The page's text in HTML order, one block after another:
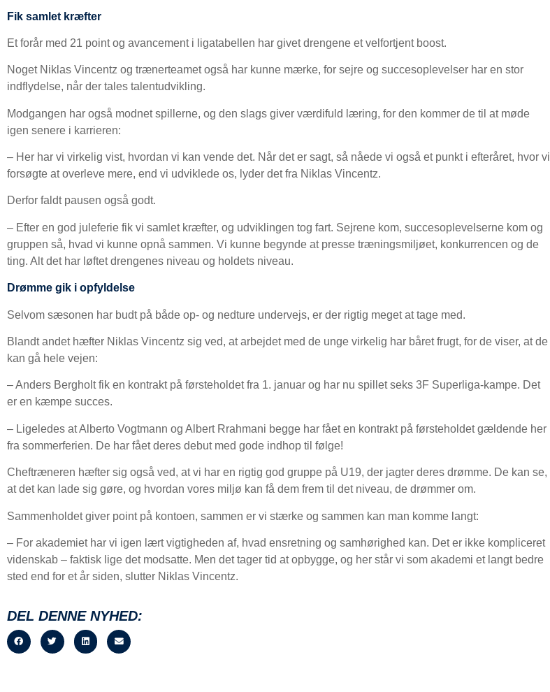
Fik samlet kræfter
Et forår med 21 point og avancement i ligatabellen har givet drengene et velfortjent boost.
Noget Niklas Vincentz og trænerteamet også har kunne mærke, for sejre og succesoplevelser har en stor
indflydelse, når der tales talentudvikling.
Modgangen har også modnet spillerne, og den slags giver værdifuld læring, for den kommer de til at møde
igen senere i karrieren:
– Her har vi virkelig vist, hvordan vi kan vende det. Når det er sagt, så nåede vi også et punkt i efteråret, hvor vi
forsøgte at overleve mere, end vi udviklede os, lyder det fra Niklas Vincentz.
Derfor faldt pausen også godt.
– Efter en god juleferie fik vi samlet kræfter, og udviklingen tog fart. Sejrene kom, succesoplevelserne kom og
gruppen så, hvad vi kunne opnå sammen. Vi kunne begynde at presse træningsmiljøet, konkurrencen og de
ting. Alt det har løftet drengenes niveau og holdets niveau.
Drømme gik i opfyldelse
Selvom sæsonen har budt på både op- og nedture undervejs, er der rigtig meget at tage med.
Blandt andet hæfter Niklas Vincentz sig ved, at arbejdet med de unge virkelig har båret frugt, for de viser, at de
kan gå hele vejen:
– Anders Bergholt fik en kontrakt på førsteholdet fra 1. januar og har nu spillet seks 3F Superliga-kampe. Det
er en kæmpe succes.
– Ligeledes at Alberto Vogtmann og Albert Rrahmani begge har fået en kontrakt på førsteholdet gældende her
fra sommerferien. De har fået deres debut med gode indhop til følge!
Cheftræneren hæfter sig også ved, at vi har en rigtig god gruppe på U19, der jagter deres drømme. De kan se,
at det kan lade sig gøre, og hvordan vores miljø kan få dem frem til det niveau, de drømmer om.
Sammenholdet giver point på kontoen, sammen er vi stærke og sammen kan man komme langt:
– For akademiet har vi igen lært vigtigheden af, hvad ensretning og samhørighed kan. Det er ikke kompliceret
videnskab – faktisk lige det modsatte. Men det tager tid at opbygge, og her står vi som akademi et langt bedre
sted end for et år siden, slutter Niklas Vincentz.
DEL DENNE NYHED: